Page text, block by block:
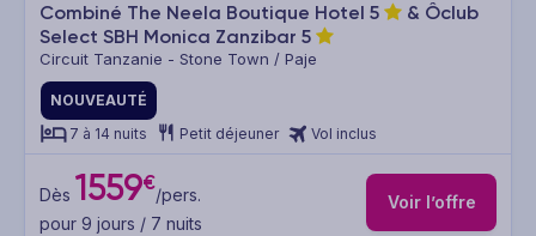
Combiné The Neela Boutique Hotel 5
& Ôclub
Select SBH Monica Zanzibar 5
Circuit Tanzanie - Stone Town / Paje
NOUVEAUTÉ
7 à 14 nuits
Petit déjeuner Vol inclus
Dès 1559€/pers.
pour 9 jours / 7 nuits
Voir l’offre